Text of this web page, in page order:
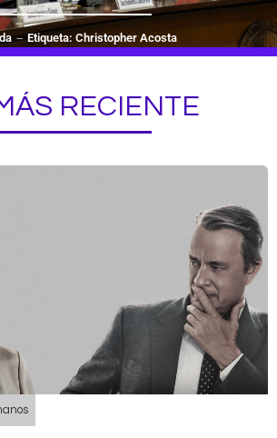
Etiqueta: Christopher Acosta
RECIENTE